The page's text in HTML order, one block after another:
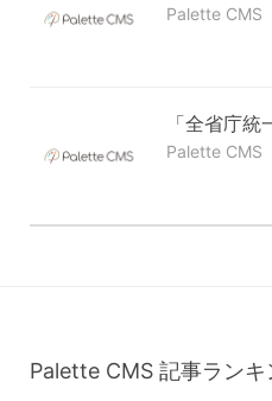
Palette CMS
「全省庁
Palette CMS
Palette CMS 記事ランキ